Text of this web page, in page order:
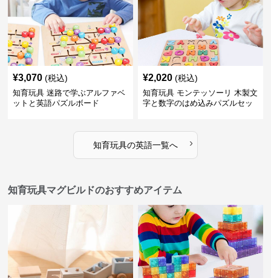
¥3,070 (税込)
知育玩具 迷路で学ぶアルファベ
ットと英語パズルボード
¥2,020 (税込)
知育玩具 モンテッソーリ 木製文
字と数字のはめ込みパズルセッ
知育玩具の英語一覧へ ›
知育玩具マグビルドのおすすめアイテム